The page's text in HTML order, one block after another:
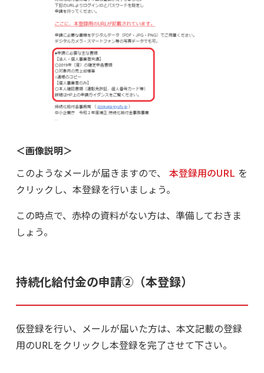
＜画像説明＞
このようなメールが届きますので、
本登録用のURL を
クリックし、本登録を行いましょう。
この時点で、赤枠の資料がない方は、準備しておきま
しょう。
持続化給付金の申請②（本登録）
仮登録を行い、メールが届いた方は、本文記載の登録
用のURLをクリックし本登録を完了させて下さい。